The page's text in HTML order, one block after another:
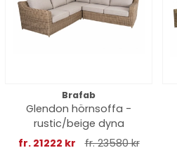
Brafab
Glendon hörnsoffa -
rustic/beige dyna
fr. 21222 kr
fr. 23580 kr